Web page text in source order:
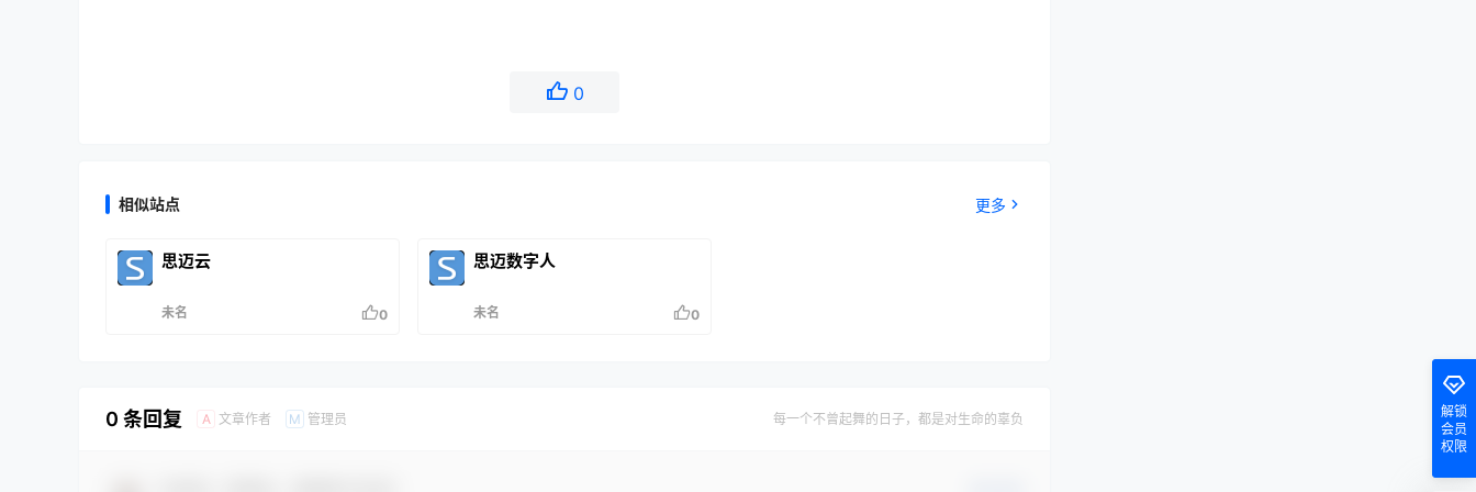
0
相似站点 更多
思迈云
未名 0
思迈数字人
未名 0
0 条回复 A 文章作者 M 管理员 每一个不曾起舞的日子，都是对生命的辜负
解锁
会员
权限